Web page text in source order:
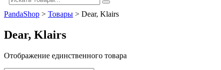
PandaShop > Товары > Dear, Klairs
Dear, Klairs
Отображение единственного товара